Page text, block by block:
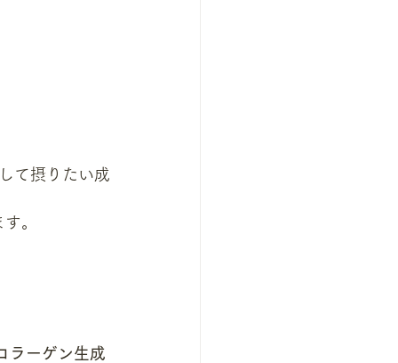
て摂りたい成
。
ラーゲン生成